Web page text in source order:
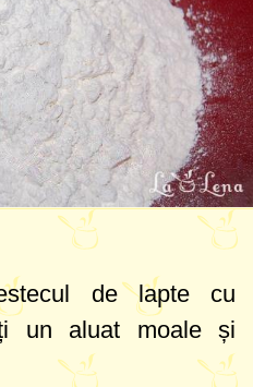
de lapte cu
un aluat moale și